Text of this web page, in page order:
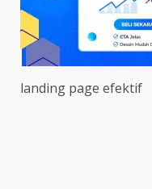
landing page efektif